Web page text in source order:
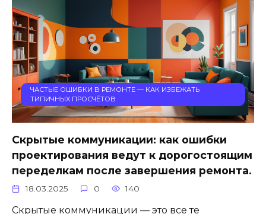
ЧАСТЫЕ ОШИБКИ В РЕМОНТЕ — КАК ИЗБЕЖАТЬ
ТИПИЧНЫХ ПРОСЧЁТОВ
Скрытые коммуникации: как ошибки
проектирования ведут к дорогостоящим
переделкам после завершения ремонта.
18.03.2025 0 140
Скрытые коммуникации — это все те